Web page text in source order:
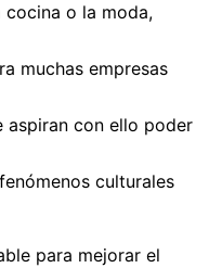
o la moda,
muchas empresas
aspiran con ello poder
culturales
para mejorar el